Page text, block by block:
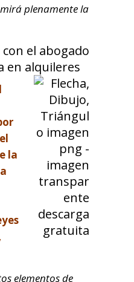
plenamente la
con el abogado
en alquileres
la
,
elementos de